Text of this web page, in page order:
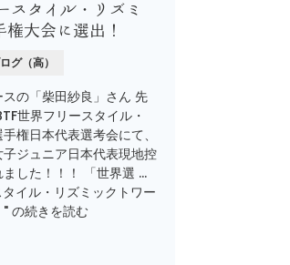
スタイル・リズミ
権大会に選出！
グ（高）
の「柴田紗良」さん 先
世界フリースタイル・
権日本代表選考会にて、
ジュニア日本代表現地控
した！！！ 「世界選 …
イル・リズミックトワー
の続きを読む